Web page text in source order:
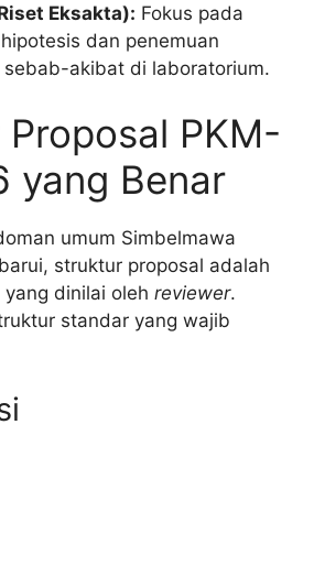
Eksakta): Fokus pada
dan penemuan
sebab-akibat di laboratorium.
PKM-
yang Benar
umum Simbelmawa
struktur proposal adalah
yang dinilai oleh reviewer.
standar yang wajib